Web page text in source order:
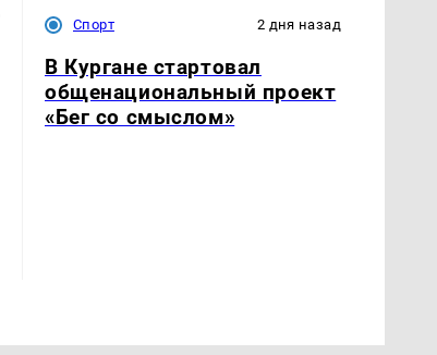
Спорт 2 дня назад
В Кургане стартовал
общенациональный проект
«Бег со смыслом»